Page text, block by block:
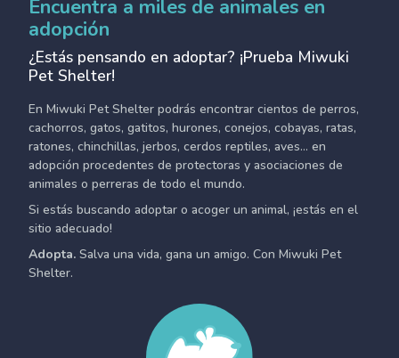
Encuentra a miles de animales en
adopción
¿Estás pensando en adoptar? ¡Prueba Miwuki
Pet Shelter!
En Miwuki Pet Shelter podrás encontrar cientos de perros,
cachorros, gatos, gatitos, hurones, conejos, cobayas, ratas,
ratones, chinchillas, jerbos, cerdos reptiles, aves... en
adopción procedentes de protectoras y asociaciones de
animales o perreras de todo el mundo.
Si estás buscando adoptar o acoger un animal, ¡estás en el
sitio adecuado!
Adopta. Salva una vida, gana un amigo. Con Miwuki Pet
Shelter.